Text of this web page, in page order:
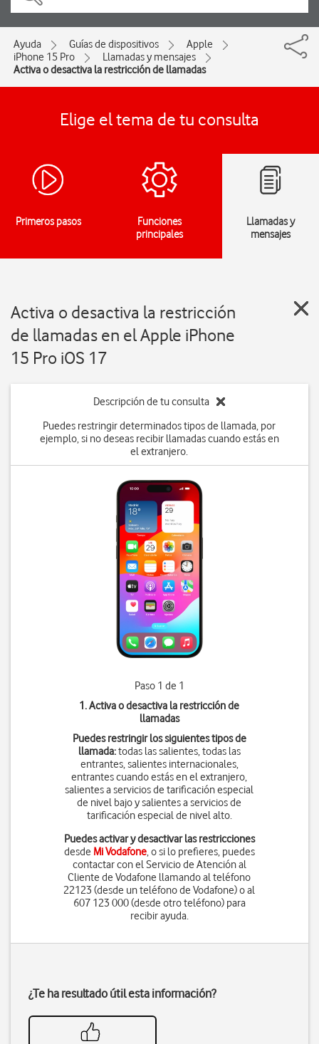
Ayuda Guías de dispositivos
Apple
iPhone 15 Pro
Llamadas y mensajes
Activa o desactiva la restricción de llamadas
Elige el tema de tu consulta
Primeros pasos
Funciones
principales
Llamadas y
mensajes
Activa o desactiva la restricción
de llamadas en el Apple iPhone
15 Pro iOS 17
Descripción de tu consulta
Puedes restringir determinados tipos de llamada, por
ejemplo, si no deseas recibir llamadas cuando estás en
el extranjero.
Paso 1 de 1
1. Activa o desactiva la restricción de
llamadas
Puedes restringir los siguientes tipos de
llamada:todas las salientes, todas las
entrantes, salientes internacionales,
entrantes cuando estás en el extranjero,
salientes a servicios de tarificación especial
de nivel bajo y salientes a servicios de
tarificación especial de nivel alto.
Puedes activar y desactivar las restricciones
desde Mi Vodafone, o si lo prefieres, puedes
contactar con el Servicio de Atención al
Cliente de Vodafone llamando al teléfono
22123 (desde un teléfono de Vodafone) o al
607 123 000 (desde otro teléfono) para
recibir ayuda.
¿Te ha resultado útil esta información?